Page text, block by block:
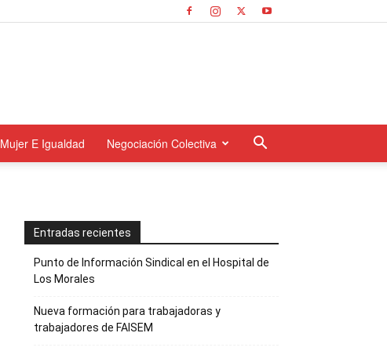
Mujer E Igualdad Negociación Colectiva
Entradas recientes
Punto de Información Sindical en el Hospital de
Los Morales
Nueva formación para trabajadoras y
trabajadores de FAISEM